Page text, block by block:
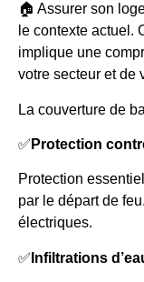
🏠 Assurer son
le contexte actuel.
implique une
votre secteur et de
La couverture de
✅ Protection
Protection
par le départ de
électriques.
✅ Infiltrations